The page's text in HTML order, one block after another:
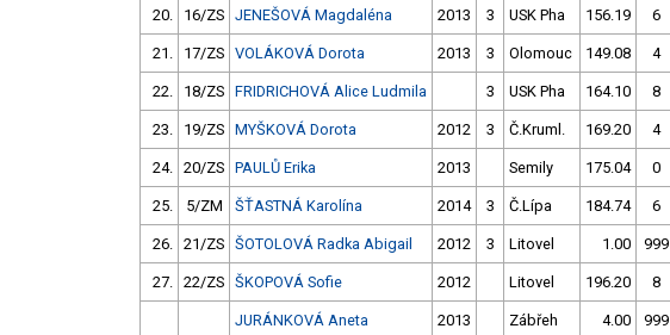
20. 16/ZS JENEŠOVÁ Magdaléna 2013 3 USK Pha 156.19 6
21. 17/ZS VOLÁKOVÁ Dorota 2013 3 Olomouc 149.08 4
22. 18/ZS FRIDRICHOVÁ Alice Ludmila 3 USK Pha 164.10 8
23. 19/ZS MYŠKOVÁ Dorota 2012 3 Č.Kruml. 169.20 4
24. 20/ZS PAULŮ Erika 2013 Semily 175.04 0
25. 5/ZM ŠŤASTNÁ Karolína 2014 3 Č.Lípa 184.74 6
26. 21/ZS ŠOTOLOVÁ Radka Abigail 2012 3 Litovel 1.00 999
27. 22/ZS ŠKOPOVÁ Sofie 2012 Litovel 196.20 8
JURÁNKOVÁ Aneta 2013 Zábřeh 4.00 999